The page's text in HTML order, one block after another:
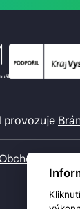
provozuje